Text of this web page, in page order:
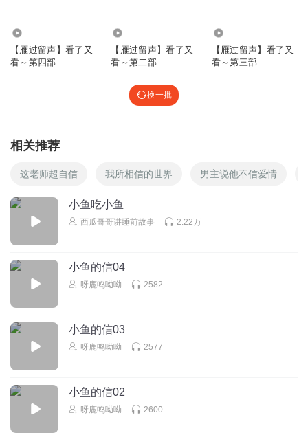
【雁过留声】看了又
看～第四部
【雁过留声】看了又
看～第二部
【雁过留声】看了又
看～第三部
换一批
相关推荐
这老师超自信 我所相信的世界 男主说他不信爱情
小鱼吃小鱼
西瓜哥哥讲睡前故事 2.22万
小鱼的信04
呀鹿鸣呦呦 2582
小鱼的信03
呀鹿鸣呦呦 2577
小鱼的信02
呀鹿鸣呦呦 2600